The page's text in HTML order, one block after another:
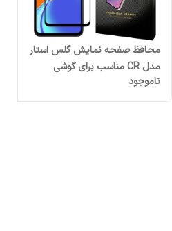
محافظ صفحه نمایش گلس استار
مدل CR مناسب برای گوشی
موبایل شیائومی Redmi 9C
ناموجود